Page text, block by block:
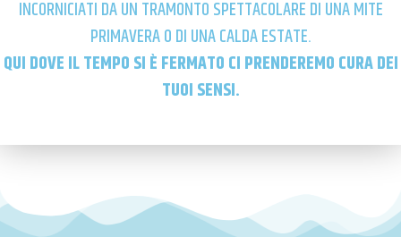
INCORNICIATI DA UN TRAMONTO SPETTACOLARE DI UNA MITE
PRIMAVERA O DI UNA CALDA ESTATE.
QUI DOVE IL TEMPO SI È FERMATO CI PRENDEREMO CURA DEI
TUOI SENSI.